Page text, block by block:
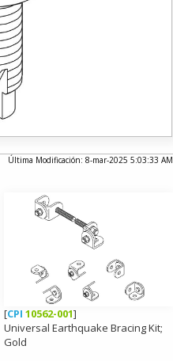
Última Modificación: 8-mar-2025 5:03:33 AM
[CPI 10562-001]
Universal Earthquake Bracing Kit;
Gold